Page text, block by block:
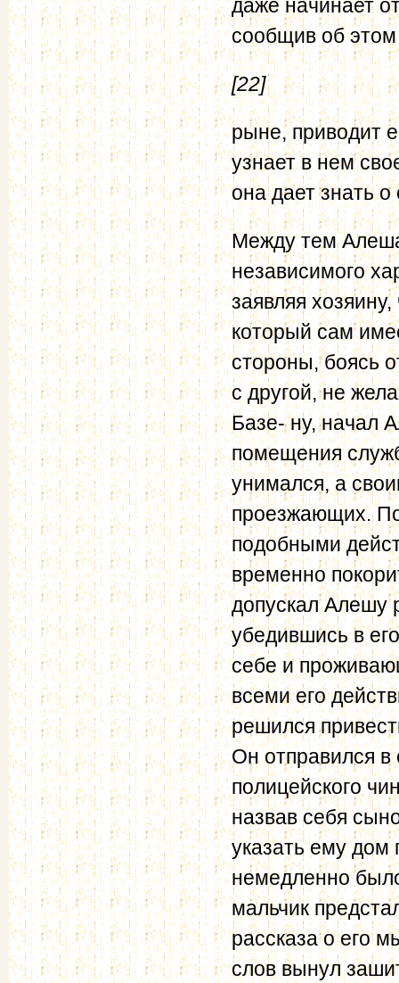
даже начинает
сообщив об
[22]
рыне, приводит
узнает в нем
она дает знать
Между тем
независимого
заявляя
который сам
стороны, боясь
с другой, не
Базе- ну, начал
помещения
унимался, а
проезжающих.
подобными
временно
допускал Алешу
убедившись в
себе и
всеми его
решился
Он отправился в
полицейского
назвав себя
указать ему дом
немедленно
мальчик
рассказа о его
слов вынул